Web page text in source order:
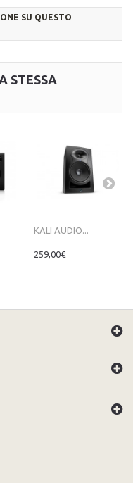
SU QUESTO
STESSA
KALI AUDIO...
259,00€